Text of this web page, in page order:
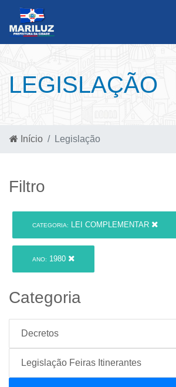
LEGISLAÇÃO
Início Legislação
Filtro
CATEGORIA: LEI COMPLEMENTAR
ANO: 1980
Categoria
Decretos
Legislação Feiras Itinerantes